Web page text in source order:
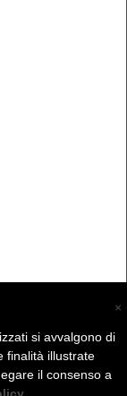
-
×
si avvalgono di
finalità illustrate
il consenso a